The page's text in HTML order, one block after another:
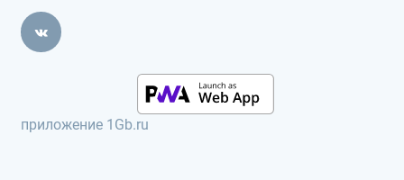
приложение 1Gb.ru